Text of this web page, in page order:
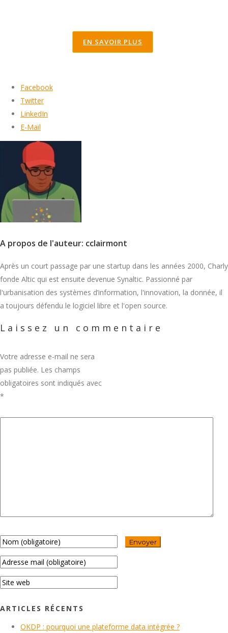
EN SAVOIR PLUS
Facebook
Twitter
LinkedIn
E-Mail
A propos de l'auteur: cclairmont
Après un court passage par une startup dans les années 2000, Charly
fonde Altic qui est ensuite devenue Synaltic. Passionné par
l'urbanisation des systèmes d’information, l'innovation, la donnée, il
a toujours défendu le logiciel libre et l'open source.
Laissez un commentaire
Votre adresse e-mail ne sera
pas publiée. Les champs
obligatoires sont indiqués avec
*
ARTICLES RÉCENTS
OKDP : pourquoi une plateforme data intégrée ?